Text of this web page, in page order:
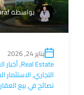
بواسطة
يناير 24, 2026
Real Estate
,أخبار
التجاري,الاستثمار
نصائح في بيع